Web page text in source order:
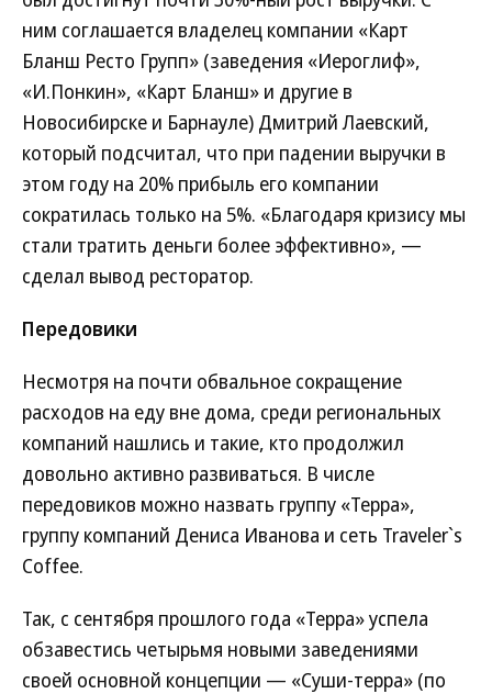
ним соглашается владелец компании «Карт
Бланш Ресто Групп» (заведения «Иероглиф»,
«И.Понкин», «Карт Бланш» и другие в
Новосибирске и Барнауле) Дмитрий Лаевский,
который подсчитал, что при падении выручки в
этом году на 20% прибыль его компании
сократилась только на 5%. «Благодаря кризису мы
стали тратить деньги более эффективно», —
сделал вывод ресторатор.
Передовики
Несмотря на почти обвальное сокращение
расходов на еду вне дома, среди региональных
компаний нашлись и такие, кто продолжил
довольно активно развиваться. В числе
передовиков можно назвать группу «Терра»,
группу компаний Дениса Иванова и сеть Traveler`s
Coffee.
Так, с сентября прошлого года «Терра» успела
обзавестись четырьмя новыми заведениями
своей основной концепции — «Суши-терра» (по